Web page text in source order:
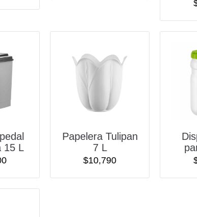
15 L
Papelera Tulipan
7 L
$10,790